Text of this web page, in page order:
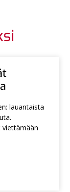
lauantaista
viettämään